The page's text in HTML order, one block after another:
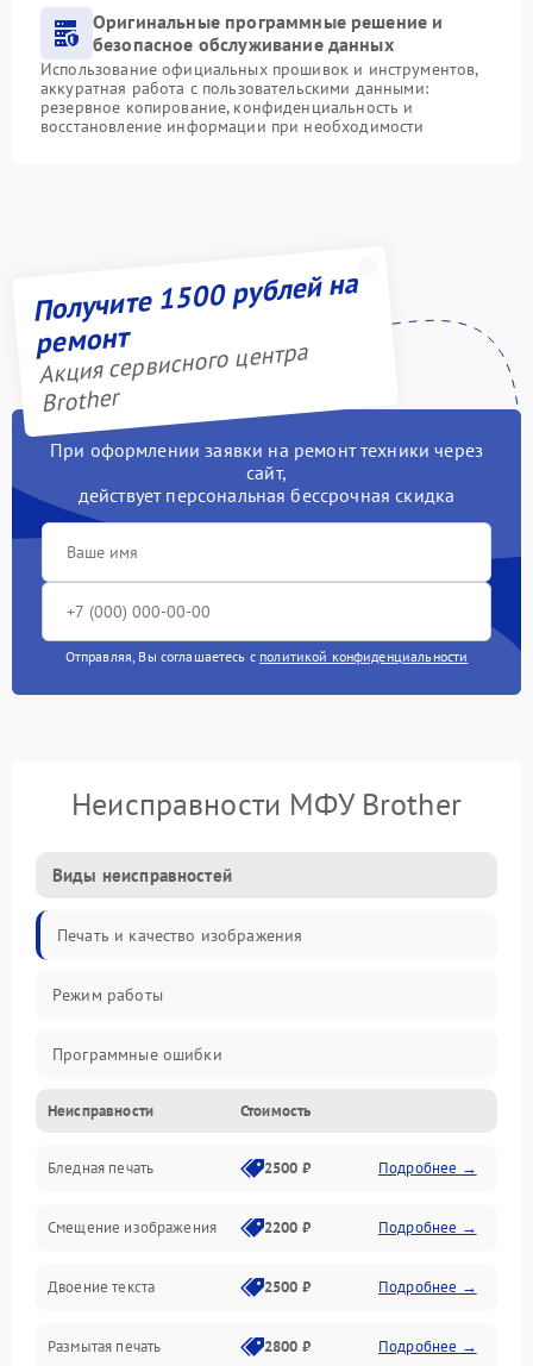
Оригинальные программные решение и
безопасное обслуживание данных
Использование официальных прошивок и инструментов,
аккуратная работа с пользовательскими данными:
резервное копирование, конфиденциальность и
восстановление информации при необходимости
Получите 1500 рублей на
ремонт
Акция сервисного центра
Brother
При оформлении заявки на ремонт техники через
сайт,
действует персональная бессрочная скидка
Отправляя, Вы соглашаетесь с политикой конфиденциальности
Неисправности МФУ Brother
Виды неисправностей
Печать и качество изображения
Режим работы
Программные ошибки
Картриджи и расходники
Сканер и копирование
Механика и узлы
Программные сбои
Подключение и интерфейсы
Неисправности Стоимость
Бледная печать 2500 ₽ Подробнее →
Смещение изображения 2200 ₽ Подробнее →
Двоение текста 2500 ₽ Подробнее →
Размытая печать 2800 ₽ Подробнее →